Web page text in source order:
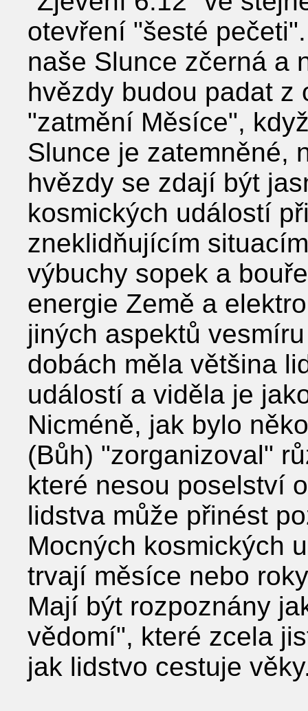
otevření "šesté
naše Slunce zčerná a
hvězdy budou padat z
"zatmění Měsíce",
Slunce je zatemněné,
hvězdy se zdají být
kosmických událostí
zneklidňujícím
výbuchy sopek a
energie Země a
jiných aspektů
dobách měla většina
událostí a viděla je
Nicméně, jak bylo
(Bůh) "zorganizoval"
které nesou poselství
lidstva může přinést
Mocných kosmických
trvají měsíce nebo
Mají být rozpoznány
vědomí", které zcela
jak lidstvo cestuje